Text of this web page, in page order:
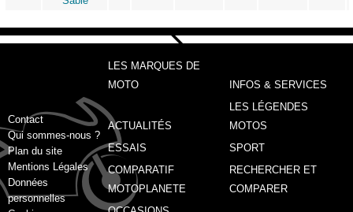
Contact
Qui sommes-nous ?
Plan du site
Mentions Légales
Données
personnelles
LES MARQUES DE
MOTO
INFOS & SERVICES
ACTUALITÉS
LES LÉGENDES
MOTOS
ESSAIS
SPORT
COMPARATIF
MOTOPLANETE
RECHERCHER ET
COMPARER